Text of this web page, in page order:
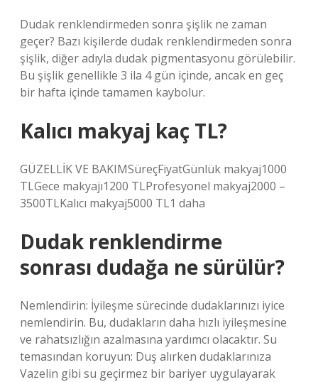
Dudak renklendirmeden sonra şişlik ne zaman
geçer? Bazı kişilerde dudak renklendirmeden sonra
şişlik, diğer adıyla dudak pigmentasyonu görülebilir.
Bu şişlik genellikle 3 ila 4 gün içinde, ancak en geç
bir hafta içinde tamamen kaybolur.
Kalıcı makyaj kaç TL?
GÜZELLİK VE BAKIMSüreçFiyatGünlük makyaj1000
TLGece makyajı1200 TLProfesyonel makyaj2000 –
3500TLKalıcı makyaj5000 TL1 daha
Dudak renklendirme
sonrası dudağa ne sürülür?
Nemlendirin: İyileşme sürecinde dudaklarınızı iyice
nemlendirin. Bu, dudakların daha hızlı iyileşmesine
ve rahatsızlığın azalmasına yardımcı olacaktır. Su
temasından koruyun: Duş alırken dudaklarınıza
Vazelin gibi su geçirmez bir bariyer uygulayarak